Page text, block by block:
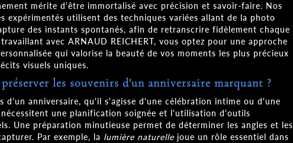
mérite d'être immortalisé avec précision et savoir-faire. Nos
expérimentés utilisent des techniques variées allant de la photo
des instants spontanés, afin de retranscrire fidèlement chaque
avec ARNAUD REICHERT, vous optez pour une approche
qui valorise la beauté de vos moments les plus précieux
visuels uniques.
les souvenirs d'un anniversaire marquant ?
d'un anniversaire, qu'il s'agisse d'une célébration intime ou d'une
une planification soignée et l'utilisation d'outils
Une préparation minutieuse permet de déterminer les angles et les
Par exemple, la lumière naturelle joue un rôle essentiel dans